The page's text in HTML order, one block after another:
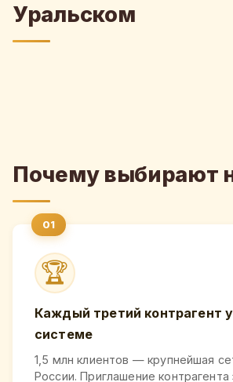
Уральском
Почему выбирают
🏆
Каждый третий контрагент
системе
1,5 млн клиентов — крупнейшая
России. Приглашение